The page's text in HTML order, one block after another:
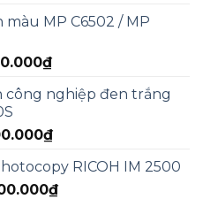
tại
1.300.000₫.
MP C6502 / MP
₫Giá
tại
1.200.000₫.
công nghiệp đen trắng
₫Giá
tại
là:
RICOH IM 2500
₫Giá